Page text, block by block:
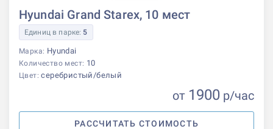
Hyundai Grand Starex, 10 мест
Единиц в парке: 5
Марка: Hyundai
Количество мест: 10
Цвет:серебристый/белый
от 1900 р/час
РАССЧИТАТЬ СТОИМОСТЬ